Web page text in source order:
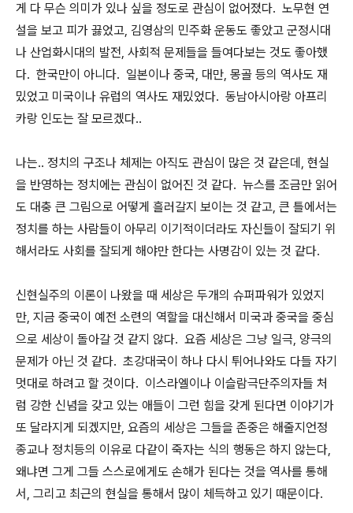
게 다 무슨 의미가 있나 싶을 정도로 관심이 없어졌다. 노무현 연
설을 보고 피가 끓었고, 김영삼의 민주화 운동도 좋았고 군정시대
나 산업화시대의 발전, 사회적 문제들을 들여다보는 것도 좋아했
다. 한국만이 아니다. 일본이나 중국, 대만, 몽골 등의 역사도 재
밌었고 미국이나 유럽의 역사도 재밌었다. 동남아시아랑 아프리
카랑 인도는 잘 모르겠다..
나는.. 정치의 구조나 체제는 아직도 관심이 많은 것 같은데, 현실
을 반영하는 정치에는 관심이 없어진 것 같다. 뉴스를 조금만 읽어
도 대충 큰 그림으로 어떻게 흘러갈지 보이는 것 같고, 큰 틀에서는
정치를 하는 사람들이 아무리 이기적이더라도 자신들이 잘되기 위
해서라도 사회를 잘되게 해야만 한다는 사명감이 있는 것 같다.
신현실주의 이론이 나왔을 때 세상은 두개의 슈퍼파워가 있었지
만, 지금 중국이 예전 소련의 역할을 대신해서 미국과 중국을 중심
으로 세상이 돌아갈 것 같지 않다. 요즘 세상은 그냥 일극, 양극의
문제가 아닌 것 같다. 초강대국이 하나 다시 튀어나와도 다들 자기
멋대로 하려고 할 것이다. 이스라엘이나 이슬람극단주의자들 처
럼 강한 신념을 갖고 있는 애들이 그런 힘을 갖게 된다면 이야기가
또 달라지게 되겠지만, 요즘의 세상은 그들을 존중은 해줄지언정
종교나 정치등의 이유로 다같이 죽자는 식의 행동은 하지 않는다,
왜냐면 그게 그들 스스로에게도 손해가 된다는 것을 역사를 통해
서, 그리고 최근의 현실을 통해서 많이 체득하고 있기 때문이다.